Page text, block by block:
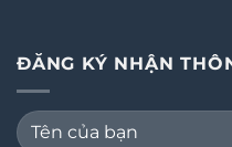
ĐĂNG KÝ NHẬN